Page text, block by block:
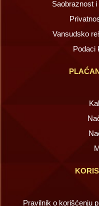
Saobraznost
Vansudsko
Podaci
Pravilnik o korišćenju